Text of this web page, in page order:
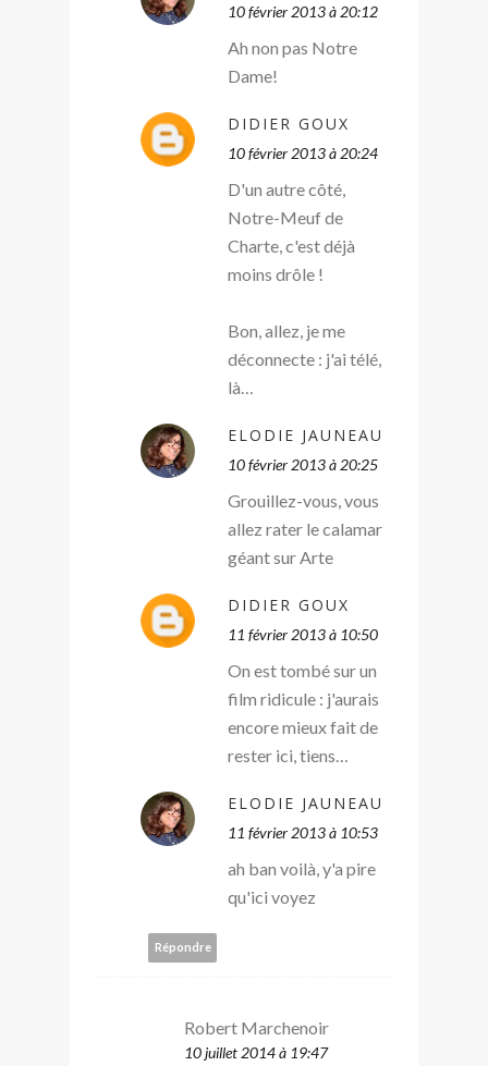
10 février 2013 à 20:12
Ah non pas Notre
Dame!
DIDIER GOUX
10 février 2013 à 20:24
D'un autre côté,
Notre-Meuf de
Charte, c'est déjà
moins drôle !
Bon, allez, je me
déconnecte : j'ai télé,
là…
ELODIE JAUNEAU
10 février 2013 à 20:25
Grouillez-vous, vous
allez rater le calamar
géant sur Arte
DIDIER GOUX
11 février 2013 à 10:50
On est tombé sur un
film ridicule : j'aurais
encore mieux fait de
rester ici, tiens…
ELODIE JAUNEAU
11 février 2013 à 10:53
ah ban voilà, y'a pire
qu'ici voyez
Répondre
Robert Marchenoir
10 juillet 2014 à 19:47